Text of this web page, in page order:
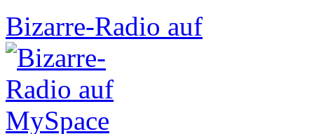
Bizarre-Radio auf